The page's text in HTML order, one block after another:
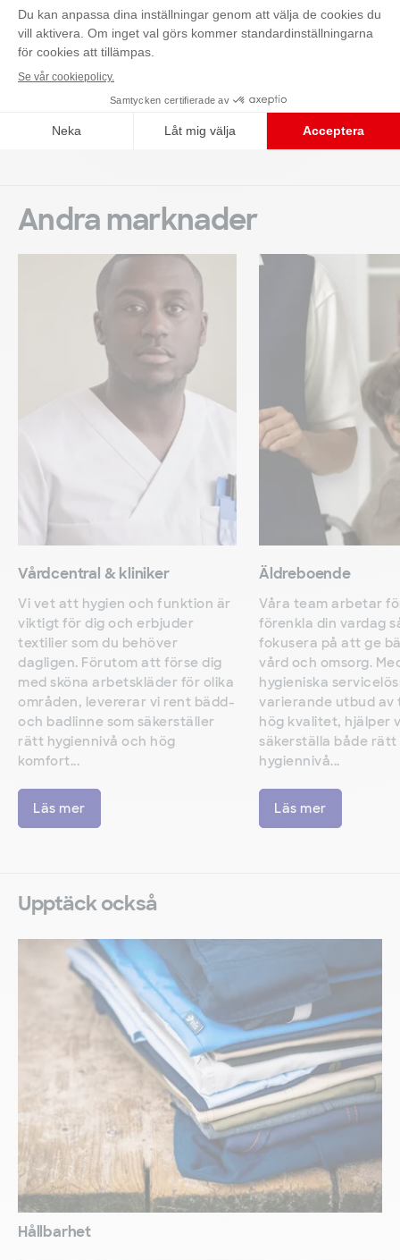
textilier vi köper in vara hållbara och all textil som
vi kasserar ska återvinnas eller återbrukas.
Hållbarhet
Andra marknader
Vårdcentral & kliniker
Vi vet att hygien och funktion är
viktigt för dig och erbjuder
textilier som du behöver
dagligen. Förutom att förse dig
med sköna arbetskläder för olika
områden, levererar vi rent bädd-
och badlinne som säkerställer
rätt hygiennivå och hög
komfort...
Läs mer
Äldreboende
Våra team arbetar
förenkla din vardag
fokusera på att ge
vård och omsorg.
hygieniska
varierande utbud av
hög kvalitet, hjälper
säkerställa både rätt
hygiennivå...
Läs mer
Upptäck också
Hållbarhet
Kontakta oss